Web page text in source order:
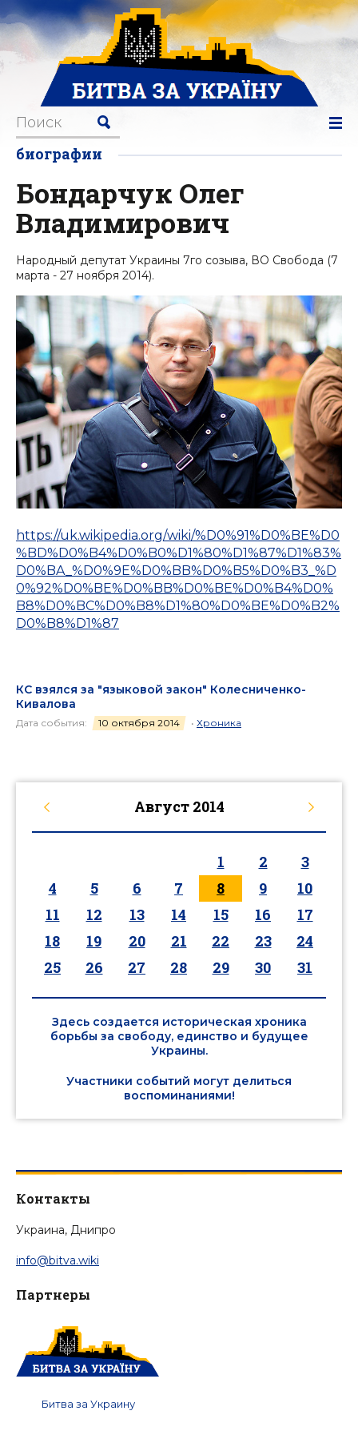
биографии
Бондарчук Олег
Владимирович
Народный депутат Украины 7го созыва, ВО Свобода (7
марта - 27 ноября 2014).
https://uk.wikipedia.org/wiki/%D0%91%D0%BE%D0
%BD%D0%B4%D0%B0%D1%80%D1%87%D1%83%
D0%BA_%D0%9E%D0%BB%D0%B5%D0%B3_%D
0%92%D0%BE%D0%BB%D0%BE%D0%B4%D0%
B8%D0%BC%D0%B8%D1%80%D0%BE%D0%B2%
D0%B8%D1%87
КС взялся за "языковой закон" Колесниченко-
Кивалова
Дата события: 10 октября 2014 • Хроника
Август 2014
1 2
3
4
5 6 7 8 9
10
11
12 13 14 15 16
17
18
19 20 21 22 23
24
25
26 27 28 29 30 31
Здесь создается историческая хроника
борьбы за свободу, единство и будущее
Украины.
Участники событий могут делиться
воспоминаниями!
Контакты
Украина, Днипро
info@bitva.wiki
Партнеры
Битва за Украину